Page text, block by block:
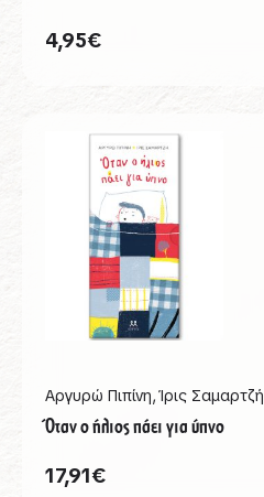
4,95€
Αργυρώ Πιπίνη,Ίρις Σαμαρτζή
Όταν ο ήλιος πάει για ύπνο
17,91€